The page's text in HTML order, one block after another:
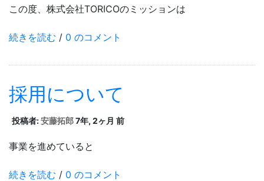
この度、株式会社TORICOのミッションは
続きを読む / 0 のコメント
採用について
投稿者:安藤拓郎7年, 2ヶ月 前
事業を進めていると
続きを読む / 0 のコメント